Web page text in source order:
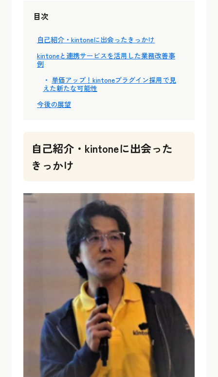
目次
自己紹介・kintoneに出会ったきっかけ
kintoneと連携サービスを活用した業務改善事
例
単価アップ！kintoneプラグイン採用で見
えた新たな可能性
今後の展望
自己紹介・kintoneに出会った
きっかけ